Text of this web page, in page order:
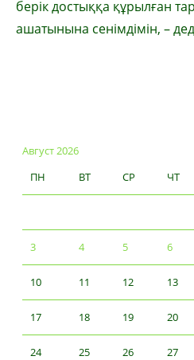
берік достыққа құрылған
ашатынына сенімдімін, –
Август 2026
ПН
ВТ СР ЧТ
3 4 5 6
10 11 12 13
17 18 19 20
24 25 26 27